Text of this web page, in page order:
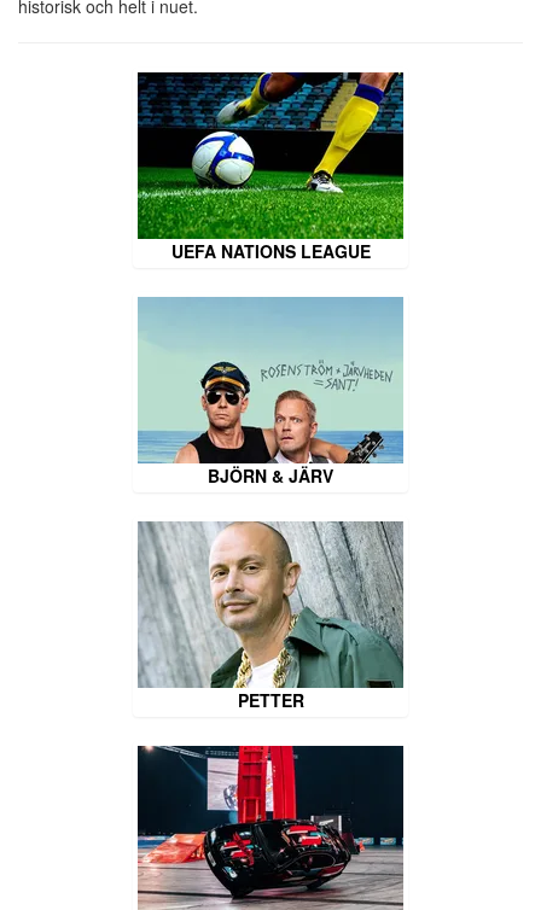
historisk och helt i nuet.
UEFA NATIONS LEAGUE
BJÖRN & JÄRV
PETTER